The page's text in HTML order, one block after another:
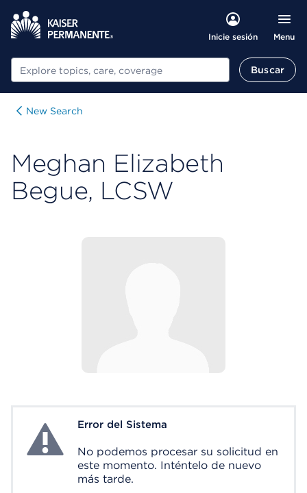
Inicie sesión Menu
Buscar Buscar
New Search
Meghan Elizabeth
Begue, LCSW
System ErrorError del Sistema
No podemos procesar su solicitud en
este momento. Inténtelo de nuevo
más tarde.